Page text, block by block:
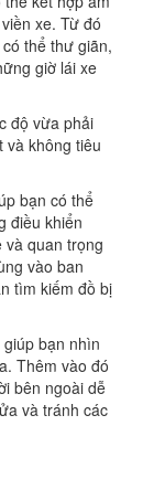
xe. Từ đó
thể thư giãn,
giờ lái xe
độ vừa phải
và không tiêu
bạn có thể
điều khiển
quan trọng
vào ban
tìm kiếm đồ bị
bạn nhìn
Thêm vào đó
bên ngoài dễ
và tránh các